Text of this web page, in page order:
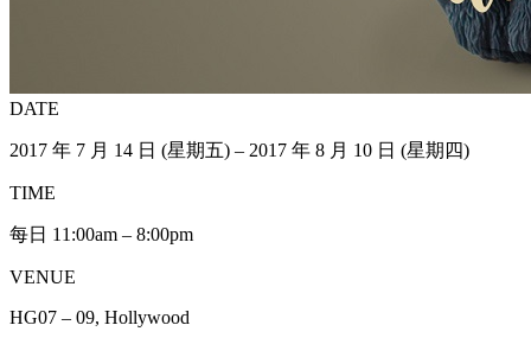
DATE
2017 年 7 月 14 日 (星期五) – 2017 年 8 月 10 日 (星期四)
TIME
每日 11:00am – 8:00pm
VENUE
HG07 – 09, Hollywood